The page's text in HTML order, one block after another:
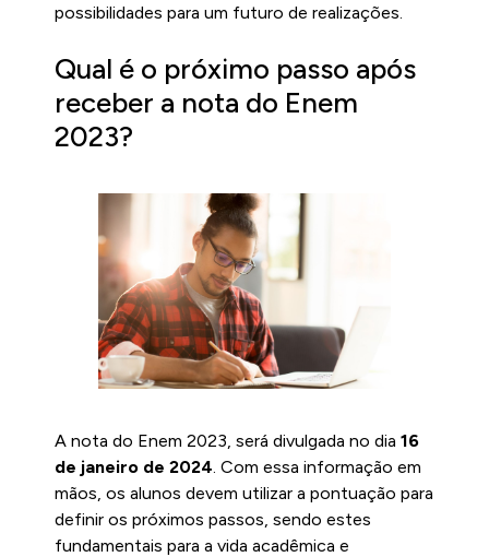
possibilidades para um futuro de realizações.
Qual é o próximo passo após
receber a nota do Enem
2023?
A nota do Enem 2023, será divulgada no dia 16
de janeiro de 2024. Com essa informação em
mãos, os alunos devem utilizar a pontuação para
definir os próximos passos, sendo estes
fundamentais para a vida acadêmica e